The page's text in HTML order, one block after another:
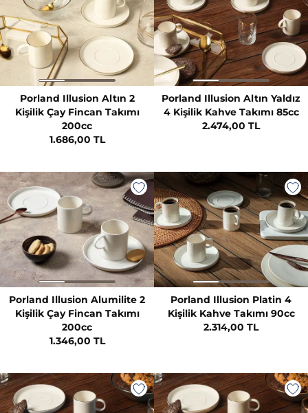
Porland Illusion Altın 2
Kişilik Çay Fincan Takımı
200cc
1.686,00 TL
Porland Illusion Altın Yaldız
4 Kişilik Kahve Takımı 85cc
2.474,00 TL
Porland Illusion Alumilite 2
Kişilik Çay Fincan Takımı
200cc
1.346,00 TL
Porland Illusion Platin 4
Kişilik Kahve Takımı 90cc
2.314,00 TL